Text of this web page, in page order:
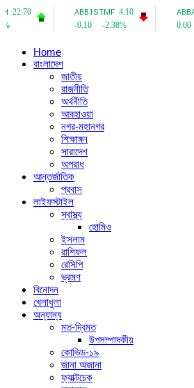
Home
বাংলাদেশ
জাতীয়
রাজনীতি
অর্থনীতি
আবহাওয়া
নগর-মহানগর
শিক্ষাঙ্গন
সারাদেশ
অপরাধ
আন্তর্জাতিক
প্রবাস
লাইফস্টাইল
স্বাস্থ্য
হোমিও
ইসলাম
রাশিফল
রেসিপি
ভ্রমণ
বিনোদন
খেলাধুলা
অন্যান্য
মত-দ্বিমত
উপসম্পাদকীয়
কোভিড-১৯
জানা অজানা
ফ্যাক্টচেক